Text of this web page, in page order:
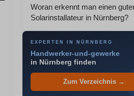
Woran erkennt man einen
Solarinstallateur in Nürnberg?
EXPERTEN IN NÜRNBERG
Handwerker-und-gewerke
in Nürnberg finden
Zum Verzeichnis →